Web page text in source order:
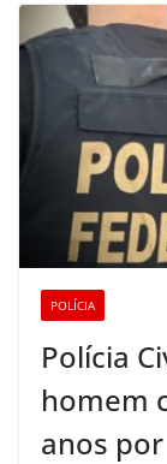
POLÍCIA
Polícia
homem
anos